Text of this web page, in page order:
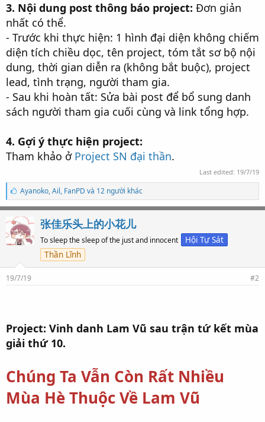
3. Nội dung post thông báo project: Đơn giản
nhất có thể.
- Trước khi thực hiện: 1 hình đại diện không chiếm
diện tích chiều dọc, tên project, tóm tắt sơ bộ nội
dung, thời gian diễn ra (không bắt buộc), project
lead, tình trạng, người tham gia.
- Sau khi hoàn tất: Sửa bài post để bổ sung danh
sách người tham gia cuối cùng và link tổng hợp.
4. Gợi ý thực hiện project:
Tham khảo ở Project SN đại thần.
Last edited: 19/7/19
S
ố
l
ư
ợ
t
t
í
c
Ayanoko,Ail, FanPD và 12 người khác
张佳乐头上的小花儿
To sleep the sleep of the just and innocent
Hội Tự Sát
Thần Lĩnh
19/7/19 #2
Project: Vinh danh Lam Vũ sau trận tứ kết mùa
giải thứ 10.
Chúng Ta Vẫn Còn Rất Nhiều
Mùa Hè Thuộc Về Lam Vũ